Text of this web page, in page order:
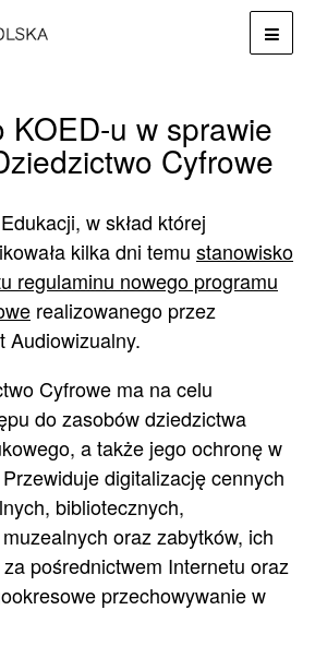
KOED-u w sprawie
Cyfrowe
w skład której
kilka dni temu stanowisko
regulaminu nowego programu
realizowanego przez
Audiowizualny.
Cyfrowe ma na celu
do zasobów dziedzictwa
a także jego ochronę w
digitalizację cennych
bibliotecznych,
oraz zabytków, ich
pośrednictwem Internetu oraz
przechowywanie w